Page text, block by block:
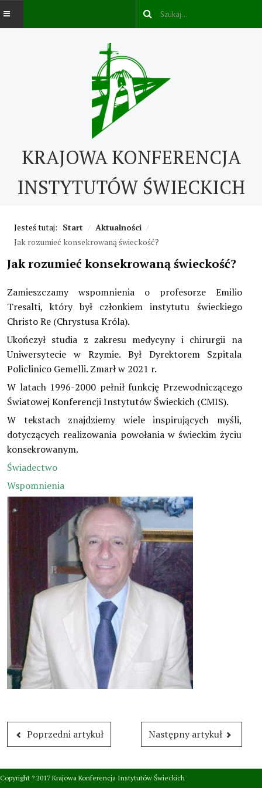
Kontakt
ABC IŚ
Historia IŚ
Instytuty świeckie kleryckie
Publikacje
Multimedia
IŚ W POLSCE
TERMINARZ
POLECAMY
KRAJOWA KONFERENCJA
INSTYTUTÓW ŚWIECKICH
Jesteś tutaj: Start / Aktualności /
Jak rozumieć konsekrowaną świeckość?
Jak rozumieć konsekrowaną świeckość?
Zamieszczamy wspomnienia o profesorze Emilio
Tresalti, który był członkiem instytutu świeckiego
Christo Re (Chrystusa Króla).
Ukończył studia z zakresu medycyny i chirurgii na
Uniwersytecie w Rzymie. Był Dyrektorem Szpitala
Policlinico Gemelli. Zmarł w 2021 r.
W latach 1996-2000 pełnił funkcję Przewodniczącego
Światowej Konferencji Instytutów Świeckich (CMIS).
W tekstach znajdziemy wiele inspirujących myśli,
dotyczących realizowania powołania w świeckim życiu
konsekrowanym.
Świadectwo
Wspomnienia
Poprzedni artykuł Następny artykuł
Copyright ? 2017 Krajowa Konferencja Instytutów Świeckich